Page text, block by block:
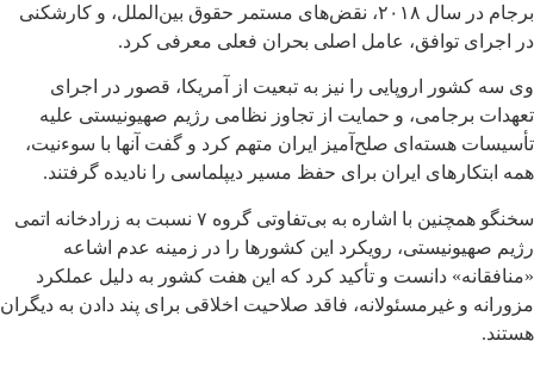
برجام در سال ۲۰۱۸، نقض‌های مستمر حقوق بین‌الملل، و کارشکنی
در اجرای توافق، عامل اصلی بحران فعلی معرفی کرد.
وی سه کشور اروپایی را نیز به تبعیت از آمریکا، قصور در اجرای
تعهدات برجامی، و حمایت از تجاوز نظامی رژیم صهیونیستی علیه
تأسیسات هسته‌ای صلح‌آمیز ایران متهم کرد و گفت آنها با سوءنیت،
همه ابتکارهای ایران برای حفظ مسیر دیپلماسی را نادیده گرفتند.
سخنگو همچنین با اشاره به بی‌تفاوتی گروه ۷ نسبت به زرادخانه اتمی
رژیم صهیونیستی، رویکرد این کشورها را در زمینه عدم اشاعه
«منافقانه» دانست و تأکید کرد که این هفت کشور به دلیل عملکرد
مزورانه و غیرمسئولانه، فاقد صلاحیت اخلاقی برای پند دادن به دیگران
هستند.